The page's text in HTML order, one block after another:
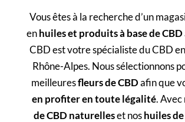
Vous êtes à la recherche d’un
enhuiles et produits à base de CBD
CBD est votre spécialiste du CBD
Rhône-Alpes. Nous sélectionnons
meilleuresfleurs de CBDafin que
en profiter en toute légalité. Avec
de CBD naturelleset noshuiles